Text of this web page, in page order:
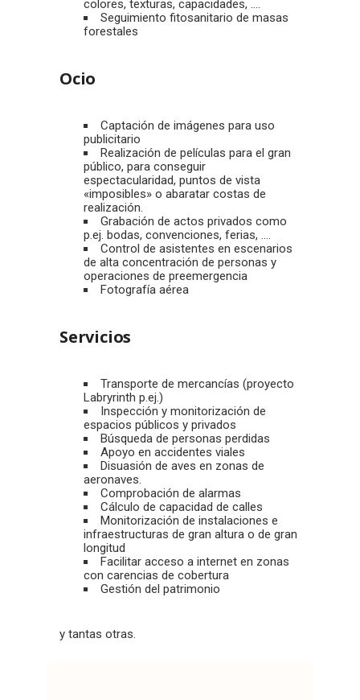
colores, texturas, capacidades, ….
Seguimiento fitosanitario de masas
forestales
Ocio
Captación de imágenes para uso
publicitario
Realización de películas para el gran
público, para conseguir
espectacularidad, puntos de vista
«imposibles» o abaratar costas de
realización.
Grabación de actos privados como
p.ej. bodas, convenciones, ferias, ….
Control de asistentes en escenarios
de alta concentración de personas y
operaciones de preemergencia
Fotografía aérea
Servicios
Transporte de mercancías (proyecto
Labryrinth p.ej.)
Inspección y monitorización de
espacios públicos y privados
Búsqueda de personas perdidas
Apoyo en accidentes viales
Disuasión de aves en zonas de
aeronaves.
Comprobación de alarmas
Cálculo de capacidad de calles
Monitorización de instalaciones e
infraestructuras de gran altura o de gran
longitud
Facilitar acceso a internet en zonas
con carencias de cobertura
Gestión del patrimonio
y tantas otras.